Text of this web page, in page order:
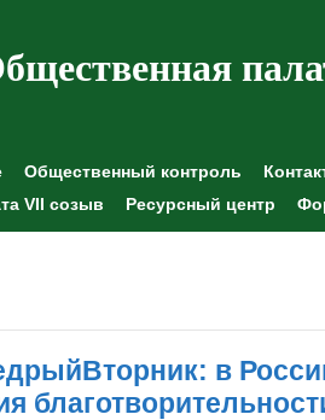
Общественный контроль
VII созыв
Ресурсный центр
в